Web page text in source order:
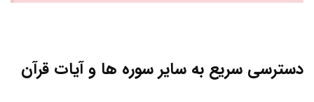
دسترسی سریع به سایر سوره ها و آیات قرآن